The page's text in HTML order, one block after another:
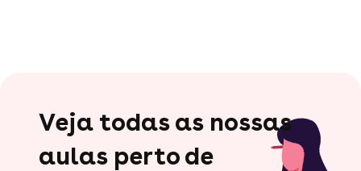
Veja todas as nossas
aulas perto de